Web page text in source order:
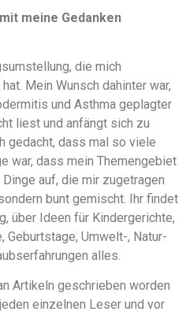
meine Gedanken
die mich
Mein Wunsch dahinter war,
und Asthma geplagter
liest und anfängt sich zu
gedacht, dass mal so viele
war, dass mein Themengebiet
auf, die mir zugetragen
bunt gemischt. Ihr findet
über Ideen für Kindergerichte,
Geburtstage, Umwelt-, Natur-
alles.
Artikeln geschrieben worden
einzelnen Leser und vor